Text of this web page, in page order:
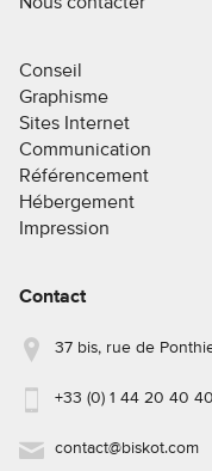
Conseil
Graphisme
Sites Internet
Communication
Référencement
Hébergement
Impression
Contact
37 bis, rue de
+33 (0) 1 44 20 40 40
contact@biskot.com